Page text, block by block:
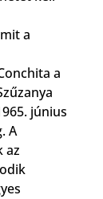
a
a
június
A
az